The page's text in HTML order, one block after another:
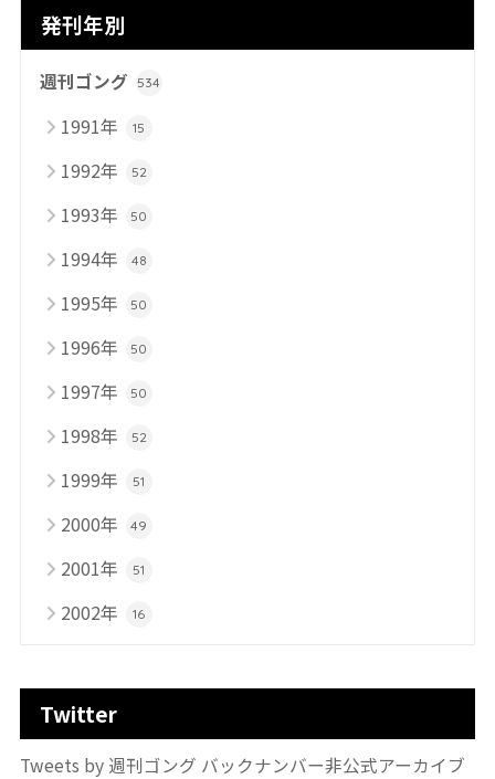
発刊年別
週刊ゴング 534
1991年 15
1992年 52
1993年 50
1994年 48
1995年 50
1996年 50
1997年 50
1998年 52
1999年 51
2000年 49
2001年 51
2002年 16
Twitter
Tweets by 週刊ゴング バックナンバー非公式アーカイブ